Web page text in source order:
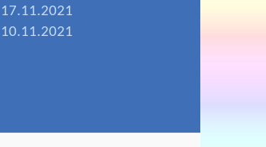
17.11.2021
10.11.2021